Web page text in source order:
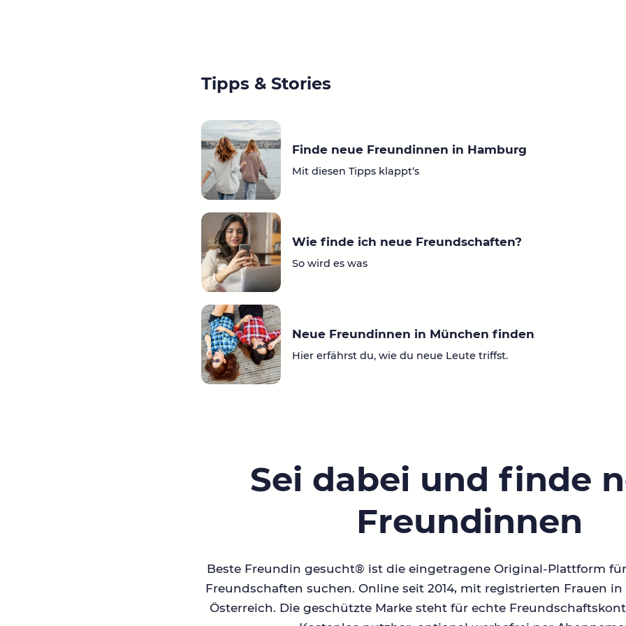
Tipps & Stories
Finde neue Freundinnen in Hamburg
Mit diesen Tipps klappt‘s
Wie finde ich neue Freundschaften?
So wird es was
Neue Freundinnen in München finden
Hier erfährst du, wie du neue Leute triffst.
Sei dabei und finde
Freundinnen
Beste Freundin gesucht® ist die eingetragene Original-Plattform
Freundschaften suchen. Online seit 2014, mit registrierten Frauen
Österreich. Die geschützte Marke steht für echte